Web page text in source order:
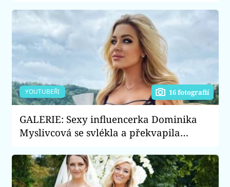
YOUTUBEŘI 16 fotografií
GALERIE: Sexy influencerka Dominika
Myslivcová se svlékla a překvapila